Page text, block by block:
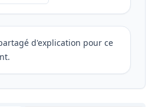
d'explication pour ce